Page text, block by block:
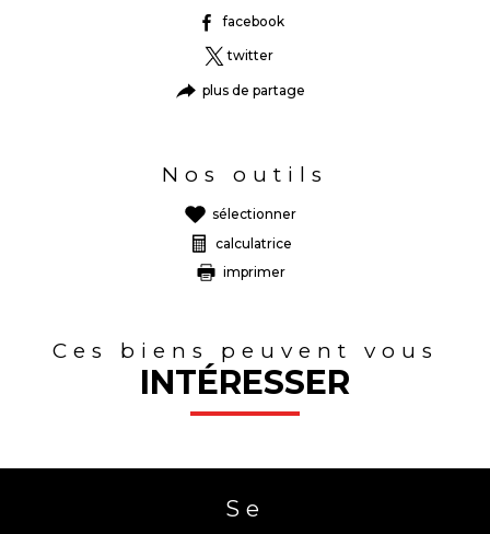
facebook
twitter
plus de partage
Nos outils
sélectionner
calculatrice
imprimer
Ces biens peuvent vous
INTÉRESSER
Se